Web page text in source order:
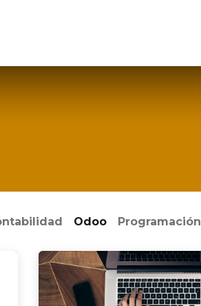
Odoo Programación